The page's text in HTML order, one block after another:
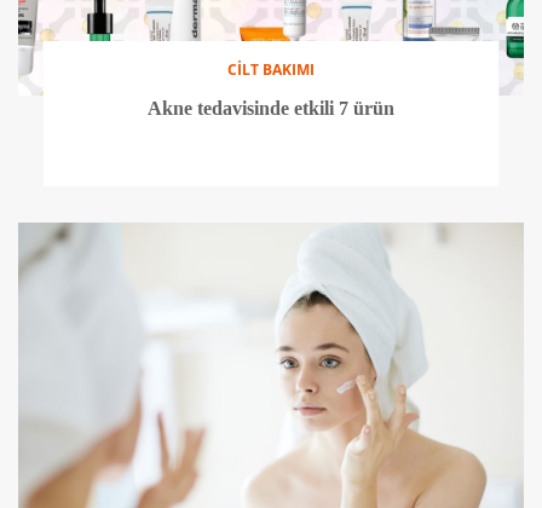
CİLT BAKIMI
Akne tedavisinde etkili 7 ürün